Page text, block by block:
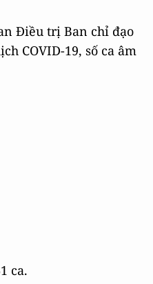
Điều trị Ban chỉ đạo
COVID-19, số ca âm
ca.